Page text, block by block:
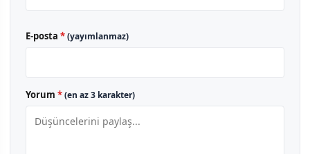
E-posta *(yayımlanmaz)
Yorum *(en az 3 karakter)